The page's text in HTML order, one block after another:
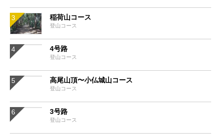
稲荷山コース
登山コース
4号路
登山コース
高尾山頂〜小仏城山コース
登山コース
3号路
登山コース